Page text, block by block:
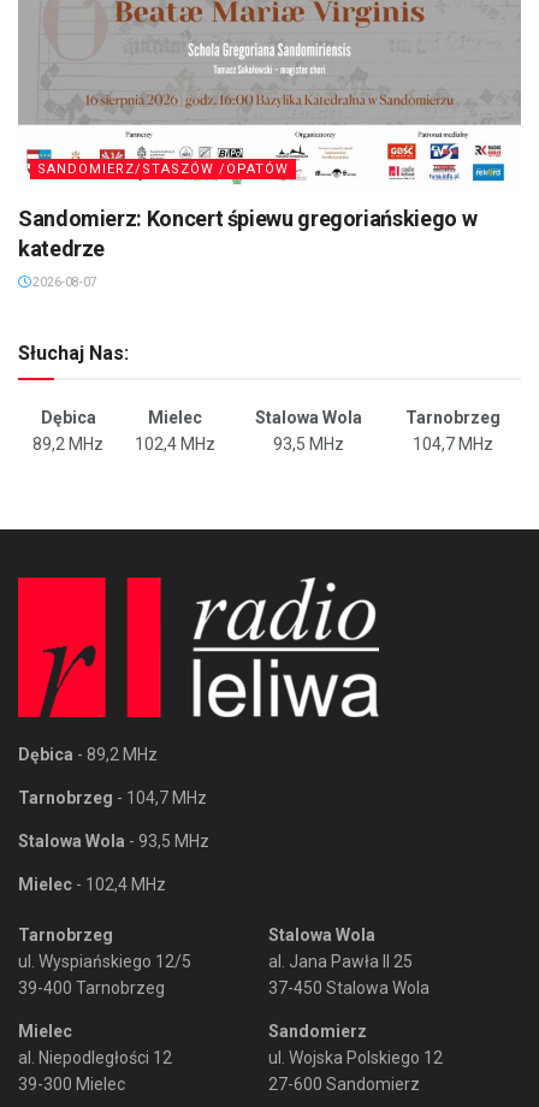
SANDOMIERZ/STASZÓW /OPATÓW
Sandomierz: Koncert śpiewu gregoriańskiego w
katedrze
2026-08-07
Słuchaj Nas:
Dębica Mielec Stalowa Wola
Tarnobrzeg
89,2 MHz
102,4 MHz 93,5 MHz 104,7 MHz
Dębica - 89,2 MHz
Tarnobrzeg - 104,7 MHz
Stalowa Wola - 93,5 MHz
Mielec - 102,4 MHz
Tarnobrzeg
ul. Wyspiańskiego 12/5
39-400 Tarnobrzeg
Mielec
al. Niepodległości 12
39-300 Mielec
Stalowa Wola
al. Jana Pawła II 25
37-450 Stalowa Wola
Sandomierz
ul. Wojska Polskiego 12
27-600 Sandomierz